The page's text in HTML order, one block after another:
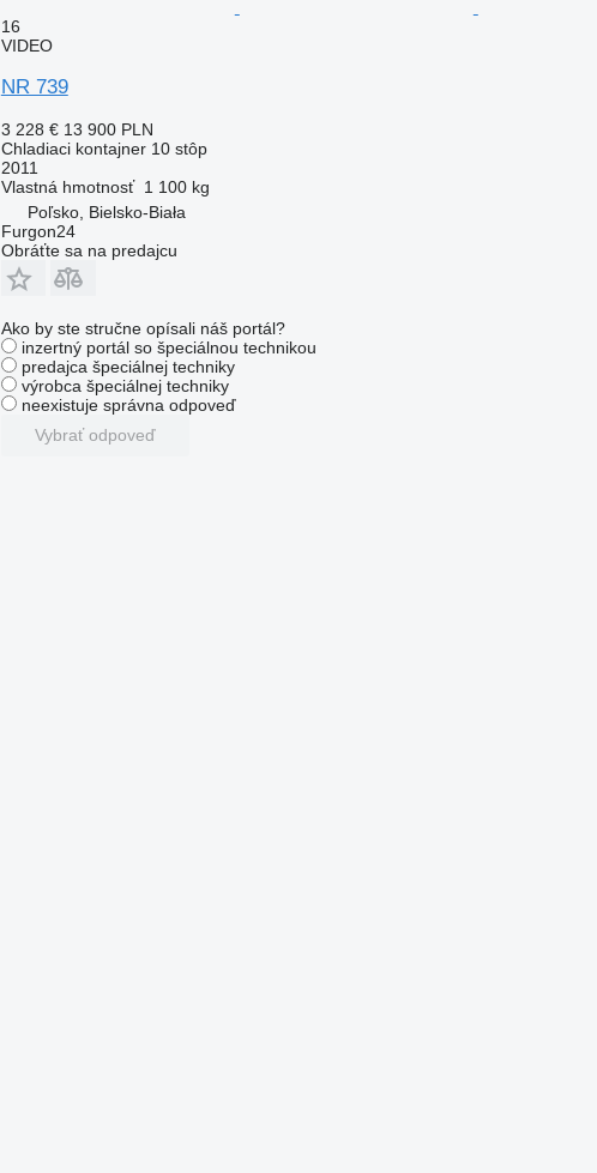
16
VIDEO
NR 739
3 228 € 13 900 PLN
Chladiaci kontajner 10 stôp
2011
Vlastná hmotnosť 1 100 kg
Poľsko, Bielsko-Biała
Furgon24
Obráťte sa na predajcu
Ako by ste stručne opísali náš portál?
inzertný portál so špeciálnou technikou
predajca špeciálnej techniky
výrobca špeciálnej techniky
neexistuje správna odpoveď
Vybrať odpoveď